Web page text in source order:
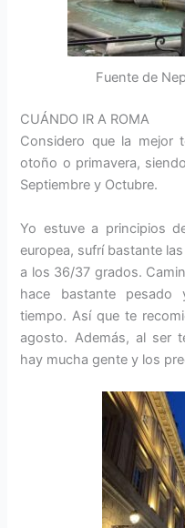
Fuente de
CUÁNDO IR A ROMA
Considero que la mejor
otoño o primavera,
Septiembre y Octubre.
Yo estuve a principios
europea, sufrí bastante
a los 36/37 grados.
hace bastante pesado
tiempo. Así que te
agosto. Además, al ser
hay mucha gente y los